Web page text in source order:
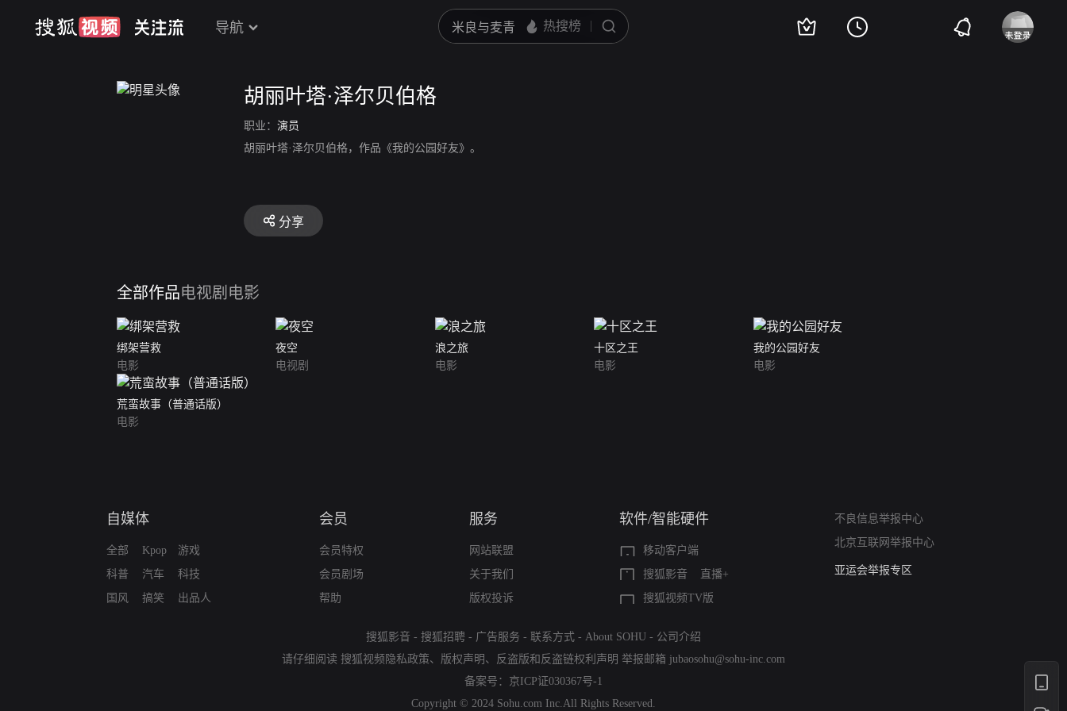
导航
胡丽叶塔·泽尔贝伯格
职业： 演员
胡丽叶塔·泽尔贝伯格，作品《我的公园好友》。
分享
全部作品电视剧 电影
绑架营救
电影
夜空
电视剧
浪之旅
电影
十区之王
电影
我的公园好友
电影
荒蛮故事（普通话版）
电影
自媒体
全部
科普
国风
Kpop
汽车
搞笑
游戏
科技
出品人
会员
会员特权
会员剧场
帮助
服务
网站联盟
关于我们
版权投诉
软件/智能硬件
移动客户端
搜狐影音
直播+
搜狐视频TV版
不良信息举报中心
北京互联网举报中心
算法推荐专项举报
亚运会举报专区
搜狐影音 - 搜狐招聘 - 广告服务 - 联系方式 - About SOHU - 公司介绍
请仔细阅读 搜狐视频隐私政策、 版权声明 、 反盗版和反盗链权利声明 举报邮箱 jubaosohu@sohu-inc.com
备案号： 京ICP证030367号-1
Copyright © 2024 Sohu.com Inc.All Rights Reserved.